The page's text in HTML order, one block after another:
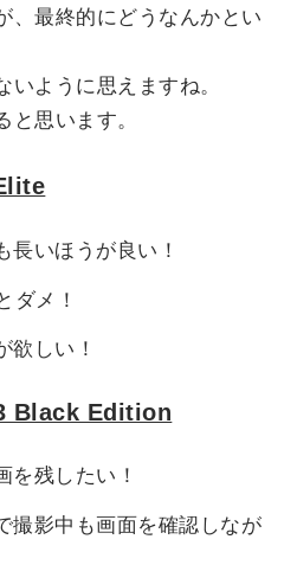
、最終的にどうなんかとい
ように思えますね。
と思います。
長いほうが良い！
ダメ！
欲しい！
Black Edition
を残したい！
撮影中も画面を確認しなが